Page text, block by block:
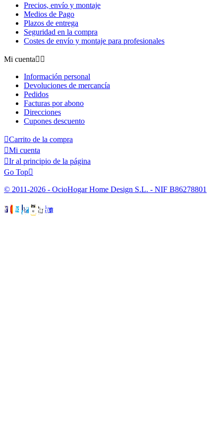
Precios, envío y montaje
Medios de Pago
Plazos de entrega
Seguridad en la compra
Costes de envío y montaje para profesionales
Mi cuenta 
Información personal
Devoluciones de mercancía
Pedidos
Facturas por abono
Direcciones
Cupones descuento
Carrito de la compra
Mi cuenta
Ir al principio de la página
Go Top
© 2011-2026 - OcioHogar Home Design S.L. - NIF B86278801